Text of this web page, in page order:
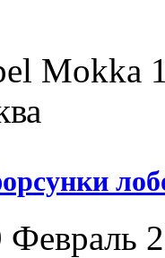
Февраль